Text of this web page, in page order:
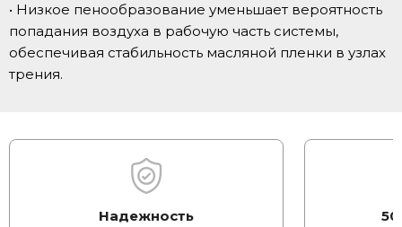
• Низкое пенообразование уменьшает вероятность
попадания воздуха в рабочую часть системы,
обеспечивая стабильность масляной пленки в узлах
трения.
Надежность